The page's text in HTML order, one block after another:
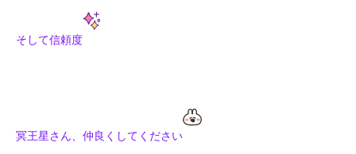
そして信頼度
冥王星さん、仲良くしてください